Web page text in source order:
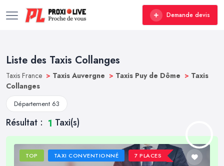
Demande devis
Liste des Taxis Collanges
Taxis France > Taxis Auvergne > Taxis Puy de Dôme > Taxis
Collanges
Département 63
Résultat : 1 Taxi(s)
TOP TAXI CONVENTIONNÉ 7 PLACES